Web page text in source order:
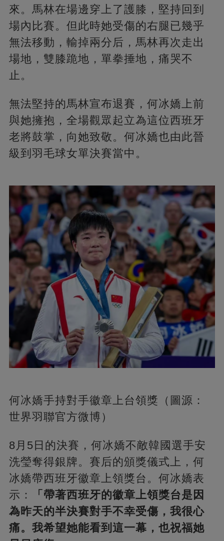
來。馬林在場邊穿上了護膝，堅持回到
場內比賽。但此時她受傷的右腿已幾乎
無法移動，輸掉兩分后，馬林再次走出
場地，雙膝跪地，單拳捶地，痛哭不
止。
無法堅持的馬林宣布退賽，何冰嬌上前
與她擁抱，全場觀眾起立為這位西班牙
老將鼓掌，向她致敬。何冰嬌也由此晉
級到羽毛球女單決賽當中。
何冰嬌手持對手徽章上台領獎（圖源：
世界羽聯官方微博）
8月5日的決賽，何冰嬌不敵韓國選手安
洗瑩奪得銀牌。賽后的頒獎儀式上，何
冰嬌帶西班牙徽章上領獎台。何冰嬌表
示：
「帶著西班牙的徽章上領獎台是因
為昨天的半決賽對手不幸受傷，我很心
痛。我希望她能看到這一幕，也祝福她